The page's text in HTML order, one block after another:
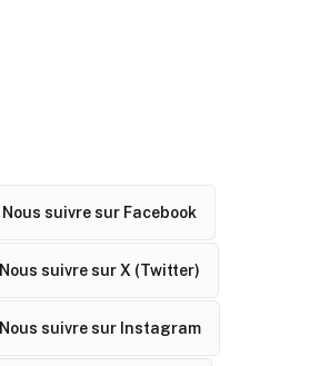
Nous suivre sur Facebook
Nous suivre sur X (Twitter)
Nous suivre sur Instagram